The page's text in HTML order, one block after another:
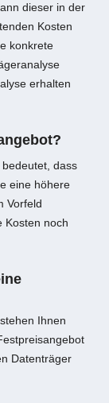
dieser in der
Kosten
konkrete
erhalten
dass
eine höhere
Vorfeld
Kosten noch
Ihnen
Datenträger